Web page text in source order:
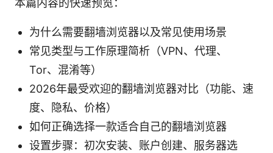
本篇内容的快速预览：
为什么需要翻墙浏览器以及常见使用场景
常见类型与工作原理简析（VPN、代理、
Tor、混淆等）
2026年最受欢迎的翻墙浏览器对比（功能、速
度、隐私、价格）
如何正确选择一款适合自己的翻墙浏览器
设置步骤：初次安装、账户创建、服务器选